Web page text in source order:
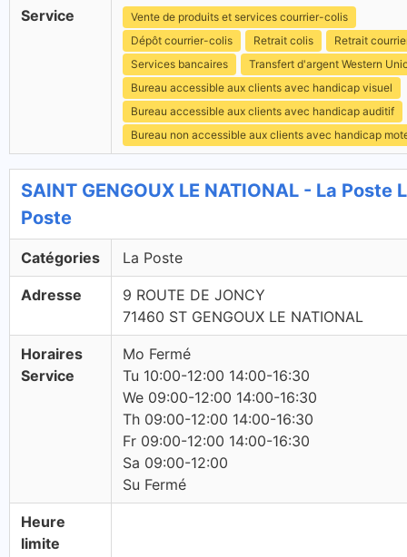
Service
Vente de produits et services courrier-colis
Dépôt courrier-colis
Retrait colis
Retrait
Services bancaires
Transfert d'argent Western
Bureau accessible aux clients avec handicap visuel
Bureau accessible aux clients avec handicap auditif
Bureau non accessible aux clients avec handicap
SAINT GENGOUX LE NATIONAL - La Poste
Poste
Catégories La Poste
Adresse
9 ROUTE DE JONCY
71460 ST GENGOUX LE NATIONAL
Horaires
Service
Mo Fermé
Tu 10:00-12:00 14:00-16:30
We 09:00-12:00 14:00-16:30
Th 09:00-12:00 14:00-16:30
Fr 09:00-12:00 14:00-16:30
Sa 09:00-12:00
Su Fermé
Heure
limite